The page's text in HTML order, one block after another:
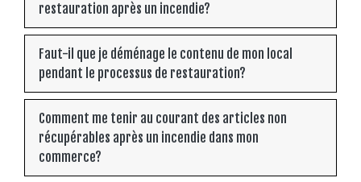
restauration après un incendie?
Faut-il que je déménage le contenu de mon local
pendant le processus de restauration?
Comment me tenir au courant des articles non
récupérables après un incendie dans mon
commerce?